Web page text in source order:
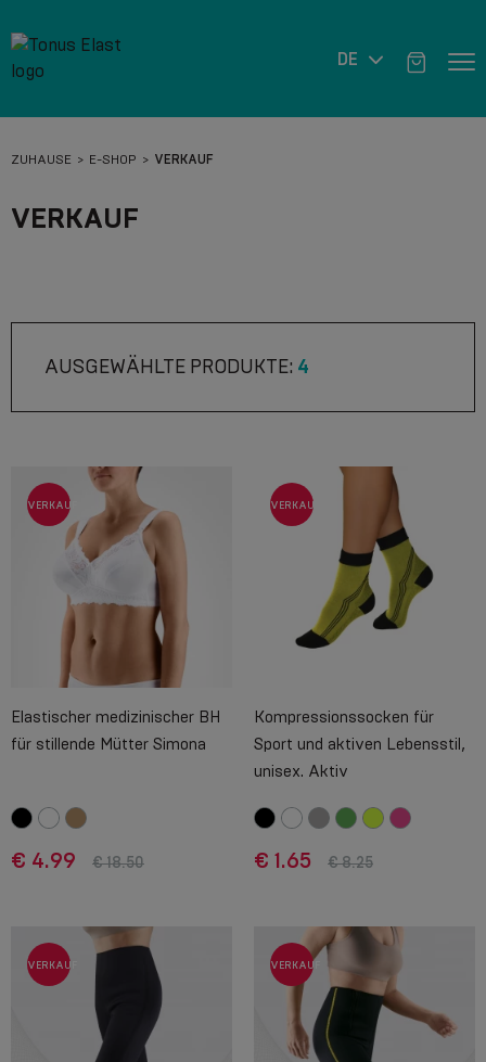
DE
ZUHAUSE E-SHOP VERKAUF
VERKAUF
AUSGEWÄHLTE PRODUKTE: 4
VERKAUF
Elastischer medizinischer BH
für stillende Mütter Simona
€ 4.99 € 18.50
VERKAUF
Kompressionssocken für
Sport und aktiven Lebensstil,
unisex. Aktiv
€ 1.65 € 8.25
VERKAUF VERKAUF